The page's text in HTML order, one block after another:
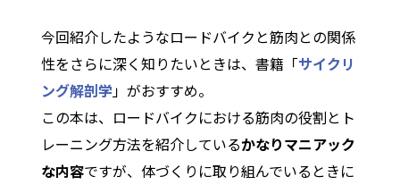
今回紹介したようなロードバイクと筋肉との関係
性をさらに深く知りたいときは、書籍「サイクリ
ング解剖学」がおすすめ。
この本は、ロードバイクにおける筋肉の役割とト
レーニング方法を紹介しているかなりマニアック
な内容ですが、体づくりに取り組んでいるときに